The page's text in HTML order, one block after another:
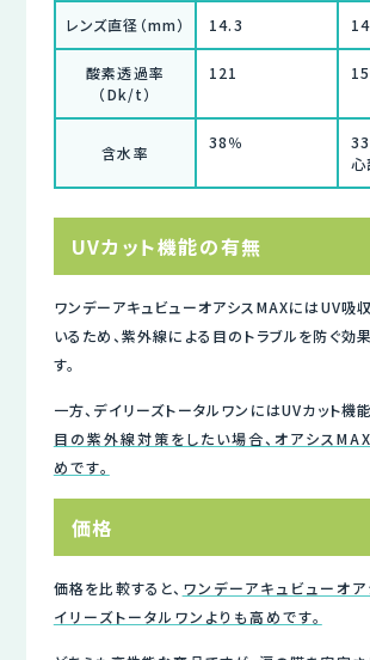
レンズ直径（mm） 14.3
酸素透過率
（Dk/t）
121
含水率
38％
33
心
UVカット機能の有無
ワンデーアキュビューオアシスMAXにはUV吸
いるため、紫外線による目のトラブルを防ぐ効
す。
一方、デイリーズトータルワンにはUVカット機
目の紫外線対策をしたい場合、オアシス
めです。
価格
価格を比較すると、 ワンデーアキュビューオ
イリーズトータルワンよりも高めです。